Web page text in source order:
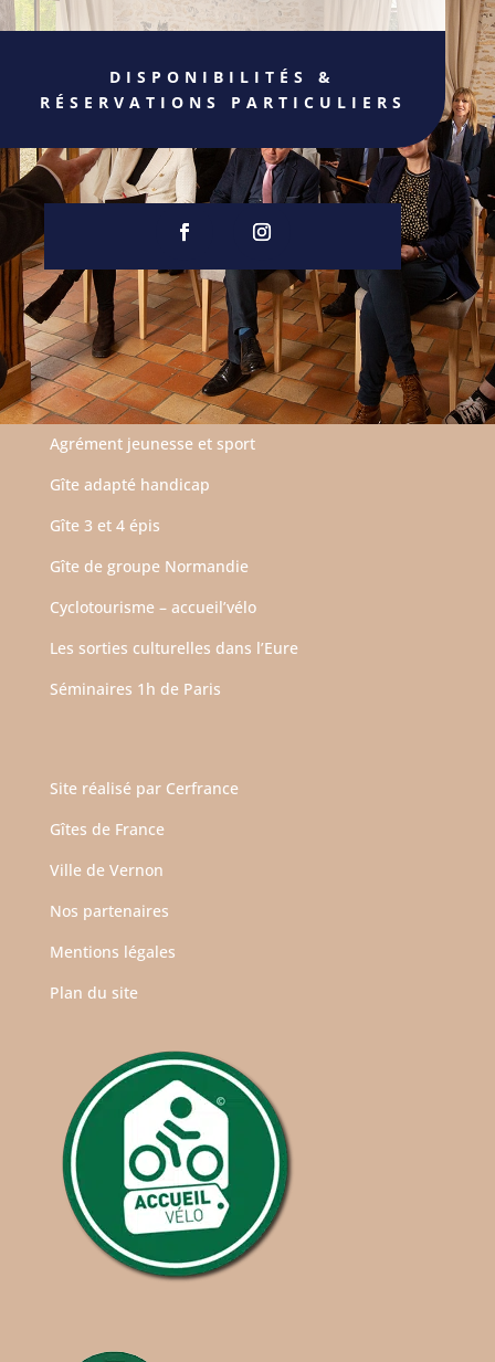
DISPONIBILITÉS &
RÉSERVATIONS PARTICULIERS
Agrément jeunesse et sport
Gîte adapté handicap
Gîte 3 et 4 épis
Gîte de groupe Normandie
Cyclotourisme – accueil’vélo
Les sorties culturelles dans l’Eure
Séminaires 1h de Paris
Site réalisé par Cerfrance
Gîtes de France
Ville de Vernon
Nos partenaires
Mentions légales
Plan du site